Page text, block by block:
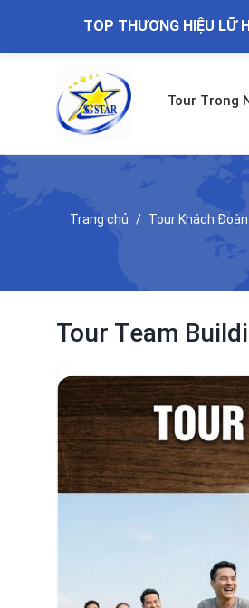
TOP THƯƠNG HIỆU LỮ
Tour Trong
Trang chủ Tour Khách Đoàn
Tour Team